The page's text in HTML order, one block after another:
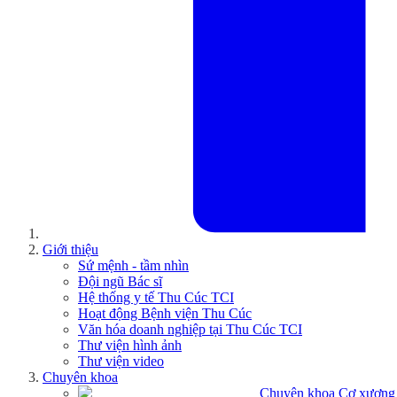
Giới thiệu
Sứ mệnh - tầm nhìn
Đội ngũ Bác sĩ
Hệ thống y tế Thu Cúc TCI
Hoạt động Bệnh viện Thu Cúc
Văn hóa doanh nghiệp tại Thu Cúc TCI
Thư viện hình ảnh
Thư viện video
Chuyên khoa
Chuyên khoa Cơ